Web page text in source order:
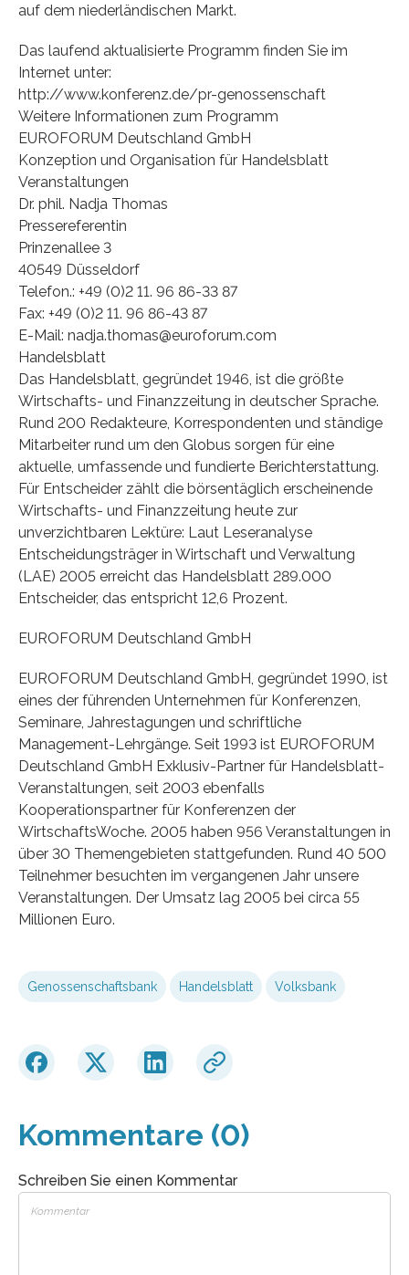
auf dem niederländischen Markt.
Das laufend aktualisierte Programm finden Sie im
Internet unter:
http://www.konferenz.de/pr-genossenschaft
Weitere Informationen zum Programm
EUROFORUM Deutschland GmbH
Konzeption und Organisation für Handelsblatt
Veranstaltungen
Dr. phil. Nadja Thomas
Pressereferentin
Prinzenallee 3
40549 Düsseldorf
Telefon.: +49 (0)2 11. 96 86-33 87
Fax: +49 (0)2 11. 96 86-43 87
E-Mail: nadja.thomas@euroforum.com
Handelsblatt
Das Handelsblatt, gegründet 1946, ist die größte
Wirtschafts- und Finanzzeitung in deutscher Sprache.
Rund 200 Redakteure, Korrespondenten und ständige
Mitarbeiter rund um den Globus sorgen für eine
aktuelle, umfassende und fundierte Berichterstattung.
Für Entscheider zählt die börsentäglich erscheinende
Wirtschafts- und Finanzzeitung heute zur
unverzichtbaren Lektüre: Laut Leseranalyse
Entscheidungsträger in Wirtschaft und Verwaltung
(LAE) 2005 erreicht das Handelsblatt 289.000
Entscheider, das entspricht 12,6 Prozent.
EUROFORUM Deutschland GmbH
EUROFORUM Deutschland GmbH, gegründet 1990, ist
eines der führenden Unternehmen für Konferenzen,
Seminare, Jahrestagungen und schriftliche
Management-Lehrgänge. Seit 1993 ist EUROFORUM
Deutschland GmbH Exklusiv-Partner für Handelsblatt-
Veranstaltungen, seit 2003 ebenfalls
Kooperationspartner für Konferenzen der
WirtschaftsWoche. 2005 haben 956 Veranstaltungen in
über 30 Themengebieten stattgefunden. Rund 40 500
Teilnehmer besuchten im vergangenen Jahr unsere
Veranstaltungen. Der Umsatz lag 2005 bei circa 55
Millionen Euro.
Genossenschaftsbank Handelsblatt Volksbank
Kommentare (0)
Schreiben Sie einen Kommentar